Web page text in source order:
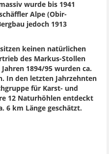
wurde bis 1941
Alpe (Obir-
jedoch 1913
keinen natürlichen
des Markus-Stollen
1894/95 wurden ca.
In den letzten Jahrzehnten
für Karst- und
12 Naturhöhlen entdeckt
6 km Länge geschätzt.